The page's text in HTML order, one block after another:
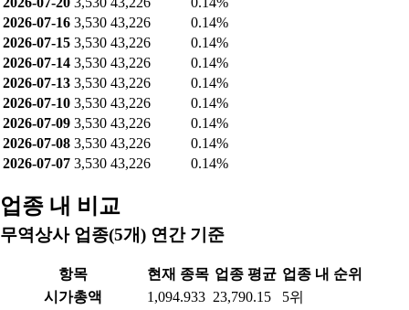
2026-07-16 3,530 43,226
0.14%
2026-07-15 3,530 43,226
0.14%
2026-07-14 3,530 43,226
0.14%
2026-07-13 3,530 43,226
0.14%
2026-07-10 3,530 43,226
0.14%
2026-07-09 3,530 43,226
0.14%
2026-07-08 3,530 43,226
0.14%
2026-07-07 3,530 43,226 0.14%
업종 내 비교
무역상사 업종(5개) 연간 기준
항목 현재 종목 업종 평균 업종 내 순위
시가총액
1,094.933 23,790.15
5위